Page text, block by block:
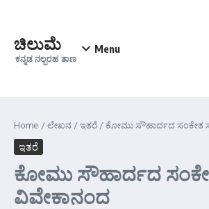
ಚಿಲುಮೆ
ಕನ್ನಡ ನಲ್ಬರಹ ತಾಣ
Menu
Home /ಲೇಖನ /ಇತರೆ /ಕೋಮು ಸೌಹಾರ್ದದ ಸಂಕೇತ
ಇತರೆ
ಕೋಮು ಸೌಹಾರ್ದದ
ವಿವೇಕಾನಂದ